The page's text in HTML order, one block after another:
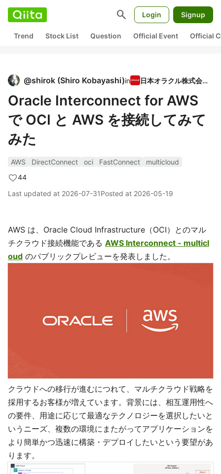
search Login Signup
Trend Stock List Question Official Event Official
@shirok (Shiro Kobayashi)in 日本オラクル株式会社
Oracle Interconnect for AWS
で OCI と AWS を接続してみて
みた
AWS DirectConnect oci FastConnect
multicloud
44
Last updated at 2026-07-31Posted at 2026-05-19
AWS は、Oracle Cloud Infrastructure（OCI）とのマル
チクラウド接続機能である AWS Interconnect - multicl
oud のパブリックプレビューを発表しました。
クラウドへの移行が進むにつれて、マルチクラウド戦略を
採用するお客様が増えています。背景には、相互運用性へ
の要件、用途に応じて最適なテクノロジーを選択したいと
いうニーズ、複数の環境にまたがってアプリケーションを
より簡単かつ迅速に構築・デプロイしたいという要望があ
ります。